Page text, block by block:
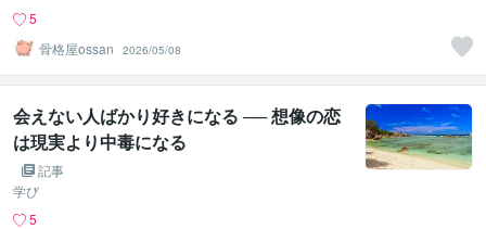
5
骨格屋ossan
2026/05/08
会えない人ばかり好きになる ── 想像の恋
は現実より中毒になる
記事
学び
5